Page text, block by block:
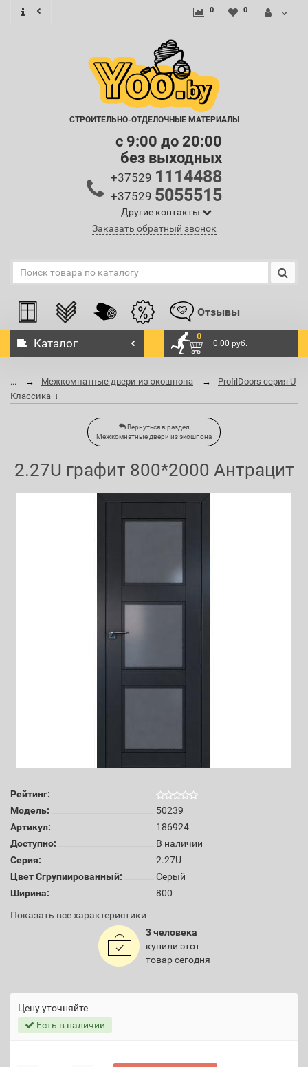
0 0
СТРОИТЕЛЬНО-ОТДЕЛОЧНЫЕ МАТЕРИАЛЫ
c 9:00 до 20:00
без выходных
+37529 1114488
+37529 5055515
Другие контакты
Заказать обратный звонок
Отзывы
Каталог
0
0.00 руб.
... Межкомнатные двери из экошпона
ProfilDoors серия U
Классика
Вернуться в раздел
Межкомнатные двери из экошпона
2.27U графит 800*2000 Антрацит
Рейтинг:
Модель:
50239
Артикул:
186924
Доступно:
В наличии
Серия:
2.27U
Цвет Сгрупиированный:
Серый
Ширина:
800
Показать все характеристики
3 человека
купили этот
товар сегодня
Цену уточняйте
Есть в наличии